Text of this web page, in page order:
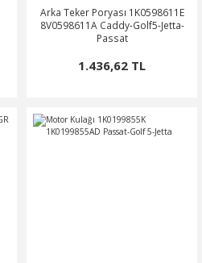
Arka Teker Poryası 1K0598611E
8V0598611A Caddy-Golf5-Jetta-
Passat
1.436,62 TL